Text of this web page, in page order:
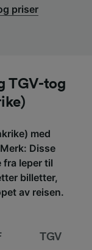
priser
TGV-tog
med
Disse
Ieper til
billetter,
av reisen.
TGV